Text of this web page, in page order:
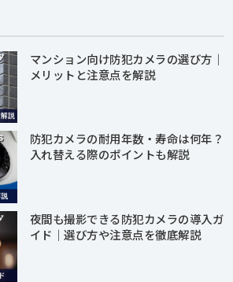
マンション向け防犯カメラの選び方｜
メリットと注意点を解説
防犯カメラの耐用年数・寿命は何年？
入れ替える際のポイントも解説
夜間も撮影できる防犯カメラの導入ガ
イド｜選び方や注意点を徹底解説